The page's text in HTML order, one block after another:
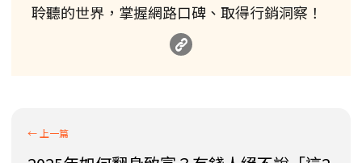
聆聽的世界，掌握網路口碑、取得行銷洞察！